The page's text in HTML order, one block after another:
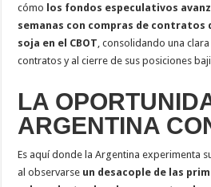
cómo los fondos especulativos
semanas con compras de contratos
soja en el CBOT , consolidando una
contratos y al cierre de sus posiciones
LA
ARGENTINA
Es aquí donde la Argentina experimenta
al observarse un desacople de las